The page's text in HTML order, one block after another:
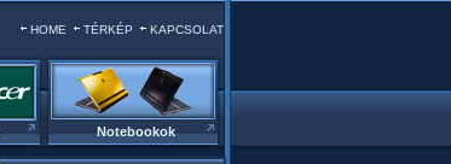
HOME TÉRKÉP KAPCSOLAT
Notebookok